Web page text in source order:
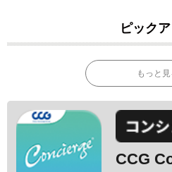
ピック
もっと見
CCG